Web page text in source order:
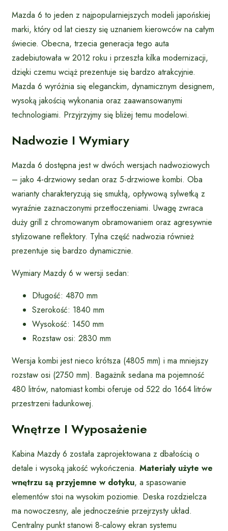
Mazda 6 to jeden z najpopularniejszych modeli japońskiej
marki, który od lat cieszy się uznaniem kierowców na całym
świecie. Obecna, trzecia generacja tego auta
zadebiutowała w 2012 roku i przeszła kilka modernizacji,
dzięki czemu wciąż prezentuje się bardzo atrakcyjnie.
Mazda 6 wyróżnia się eleganckim, dynamicznym designem,
wysoką jakością wykonania oraz zaawansowanymi
technologiami. Przyjrzyjmy się bliżej temu modelowi.
Nadwozie I Wymiary
Mazda 6 dostępna jest w dwóch wersjach nadwoziowych
– jako 4-drzwiowy sedan oraz 5-drzwiowe kombi. Oba
warianty charakteryzują się smukłą, opływową sylwetką z
wyraźnie zaznaczonymi przetłoczeniami. Uwagę zwraca
duży grill z chromowanym obramowaniem oraz agresywnie
stylizowane reflektory. Tylna część nadwozia również
prezentuje się bardzo dynamicznie.
Wymiary Mazdy 6 w wersji sedan:
Długość: 4870 mm
Szerokość: 1840 mm
Wysokość: 1450 mm
Rozstaw osi: 2830 mm
Wersja kombi jest nieco krótsza (4805 mm) i ma mniejszy
rozstaw osi (2750 mm). Bagażnik sedana ma pojemność
480 litrów, natomiast kombi oferuje od 522 do 1664 litrów
przestrzeni ładunkowej.
Wnętrze I Wyposażenie
Kabina Mazdy 6 została zaprojektowana z dbałością o
detale i wysoką jakość wykończenia. Materiały użyte we
wnętrzu są przyjemne w dotyku, a spasowanie
elementów stoi na wysokim poziomie. Deska rozdzielcza
ma nowoczesny, ale jednocześnie przejrzysty układ.
Centralny punkt stanowi 8-calowy ekran systemu